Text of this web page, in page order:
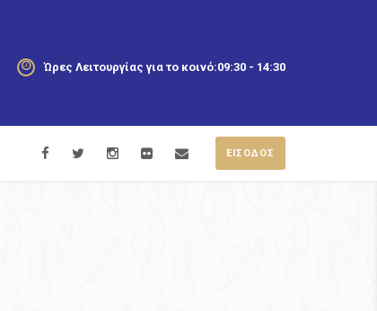
Ώρες Λειτουργίας για το κοινό:09:30 - 14:30
ΕΙΣΟΔΟΣ